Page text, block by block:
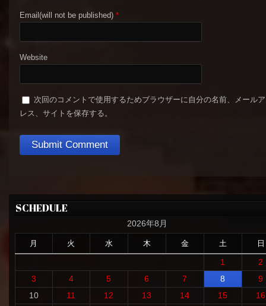
Email(will not be published) *
Website
次回のコメントで使用するためブラウザーに自分の名前、メール
レス、サイトを保存する。
SCHEDULE
2026年8月
月 火 水 木 金 土 日
1
2
3
4 5 6 7 8
9
10
11 12 13 14 15
16